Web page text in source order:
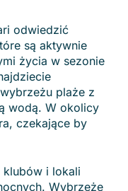
odwiedzić
są aktywnie
życia w sezonie
plaże z
wodą. W okolicy
czekające by
klubów i lokali
Wybrzeże